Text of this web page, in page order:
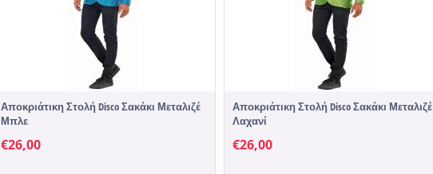
Αποκριάτικη Στολή Disco Σακάκι Μεταλιζέ
Μπλε
€26,00
Αποκριάτικη Στολή Disco Σακάκι Μεταλιζέ
Λαχανί
€26,00